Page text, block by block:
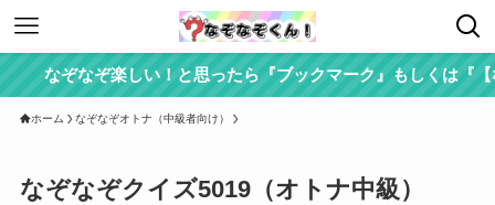
なぞなぞ楽しい！と思ったら『ブックマーク』もしくは『【な
ホーム なぞなぞオトナ（中級者向け）
なぞなぞクイズ5019（オトナ中級）